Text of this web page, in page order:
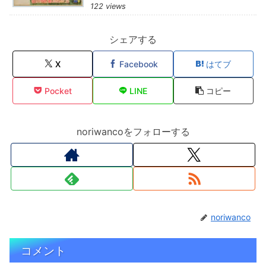
122 views
シェアする
X Facebook はてブ
Pocket LINE コピー
noriwancoをフォローする
noriwanco
コメント